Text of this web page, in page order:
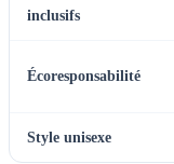
inclusifs
Écoresponsabilité
Style unisexe